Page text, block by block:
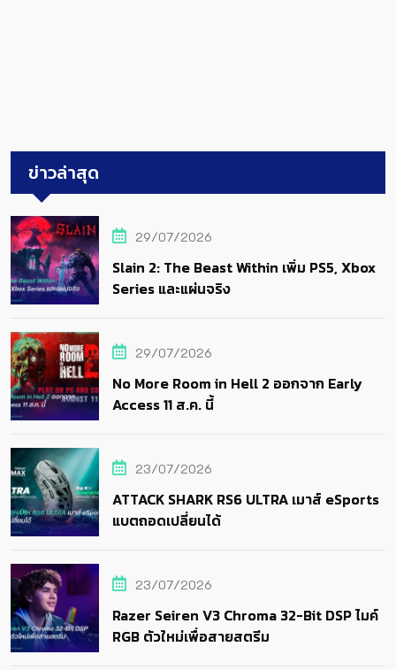
ข่าวล่าสุด
29/07/2026
Slain 2: The Beast Within เพิ่ม PS5, Xbox
Series และแผ่นจริง
29/07/2026
No More Room in Hell 2 ออกจาก Early
Access 11 ส.ค. นี้
23/07/2026
ATTACK SHARK RS6 ULTRA เมาส์ eSports
แบตถอดเปลี่ยนได้
23/07/2026
Razer Seiren V3 Chroma 32-Bit DSP ไมค์
RGB ตัวใหม่เพื่อสายสตรีม